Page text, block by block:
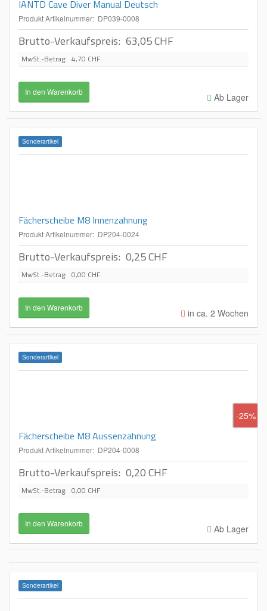
IANTD Cave Diver Manual Deutsch
Produkt Artikelnummer: DP039-0008
Brutto-Verkaufspreis: 63,05 CHF
MwSt.-Betrag: 4,70 CHF
Ab Lager
Sonderartikel
Fächerscheibe M8 Innenzahnung
Produkt Artikelnummer: DP204-0024
Brutto-Verkaufspreis: 0,25 CHF
MwSt.-Betrag: 0,00 CHF
in ca. 2 Wochen
Sonderartikel
-25%
Fächerscheibe M8 Aussenzahnung
Produkt Artikelnummer: DP204-0008
Brutto-Verkaufspreis: 0,20 CHF
MwSt.-Betrag: 0,00 CHF
Ab Lager
Sonderartikel